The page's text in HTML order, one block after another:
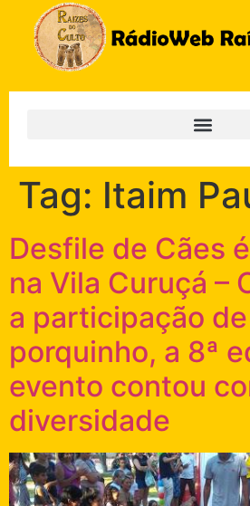
Tag: Itaim
Desfile de Cães
na Vila Curuçá –
a participação
porquinho, a 8ª
evento contou
diversidade